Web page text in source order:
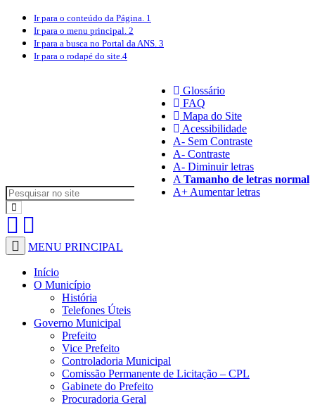
Ir para o conteúdo da Página. 1
Ir para o menu principal. 2
Ir para a busca no Portal da ANS. 3
Ir para o rodapé do site.4
Glossário
FAQ
Mapa do Site
Acessibilidade
A- Sem Contraste
A- Contraste
A- Diminuir letras
A Tamanho de letras normal
A+ Aumentar letras
MENU PRINCIPAL
Início
O Município
História
Telefones Úteis
Governo Municipal
Prefeito
Vice Prefeito
Controladoria Municipal
Comissão Permanente de Licitação – CPL
Gabinete do Prefeito
Procuradoria Geral